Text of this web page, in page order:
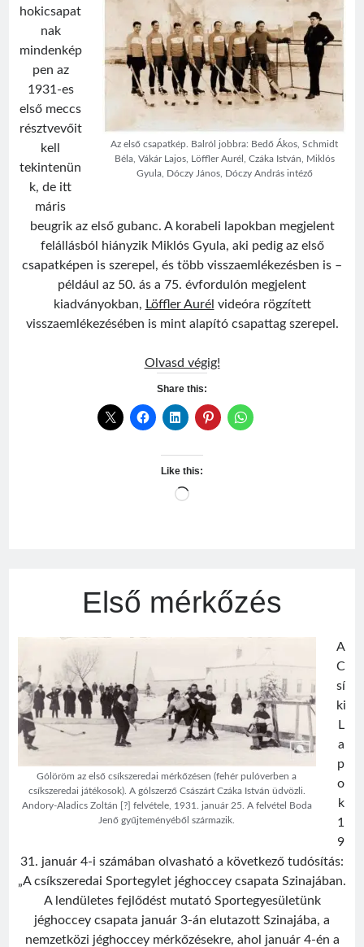
Az első csapatkép. Balról jobbra: Bedő Ákos, Schmidt
Béla, Vákár Lajos, Löffler Aurél, Czáka István, Miklós
Gyula, Dóczy János, Dóczy András intéző
hokicsapat
nak
mindenkép
pen az
1931-es
első meccs
résztvevőit
kell
tekintenün
k, de itt
máris
beugrik az első gubanc. A korabeli lapokban megjelent
felállásból hiányzik Miklós Gyula, aki pedig az első
csapatképen is szerepel, és több visszaemlékezésben is –
például az 50. ás a 75. évfordulón megjelent
kiadványokban, Löffler Aurél videóra rögzített
visszaemlékezésében is mint alapító csapattag szerepel.
Olvasd végig!Első
Share this:
Like this:
Loading…
Első mérkőzés
Gólöröm az első csíkszeredai mérkőzésen (fehér pulóverben a
csíkszeredai játékosok). A gólszerző Császárt Czáka István üdvözli.
Andory-Aladics Zoltán [?] felvétele, 1931. január 25. A felvétel Boda
Jenő gyűjteményéből származik.
A
C
sí
ki
L
a
p
o
k
1
9
31. január 4-i számában olvasható a következő tudósítás:
„A csíkszeredai Sportegylet jéghoccey csapata Szinajában.
A lendületes fejlődést mutató Sportegyesületünk
jéghoccey csapata január 3-án elutazott Szinajába, a
nemzetközi jéghoccey mérkőzésekre, ahol január 4-én a